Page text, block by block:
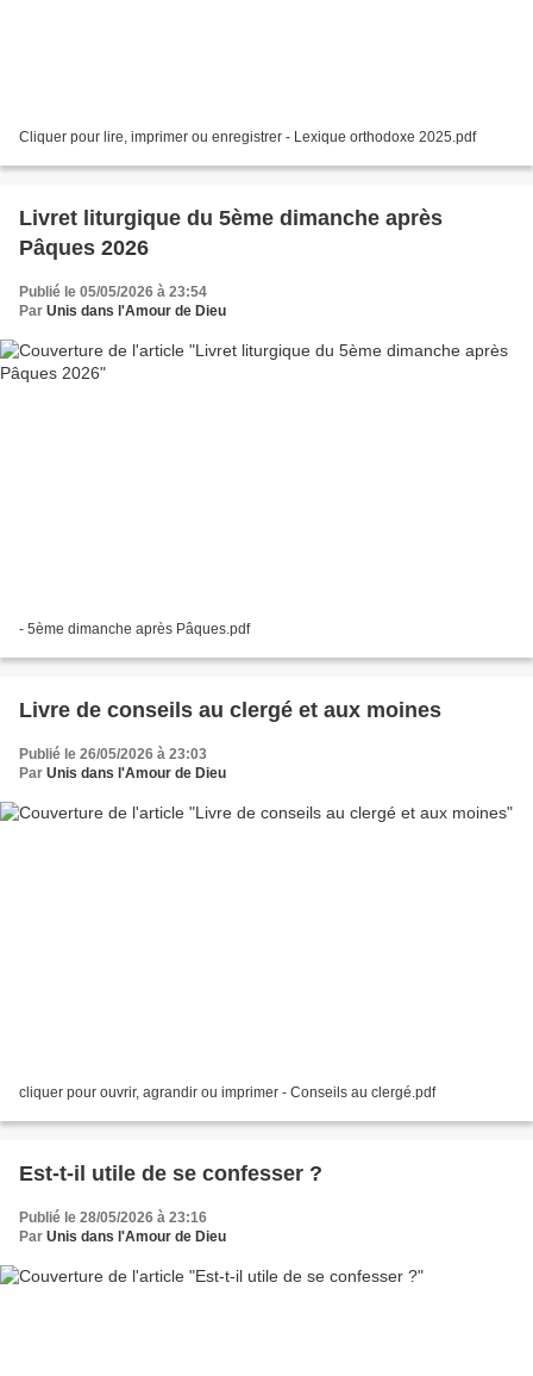
Cliquer pour lire, imprimer ou enregistrer - Lexique orthodoxe 2025.pdf
Livret liturgique du 5ème dimanche après
Pâques 2026
Publié le 05/05/2026 à 23:54
Par Unis dans l'Amour de Dieu
- 5ème dimanche après Pâques.pdf
Livre de conseils au clergé et aux moines
Publié le 26/05/2026 à 23:03
Par Unis dans l'Amour de Dieu
cliquer pour ouvrir, agrandir ou imprimer - Conseils au clergé.pdf
Est-t-il utile de se confesser ?
Publié le 28/05/2026 à 23:16
Par Unis dans l'Amour de Dieu